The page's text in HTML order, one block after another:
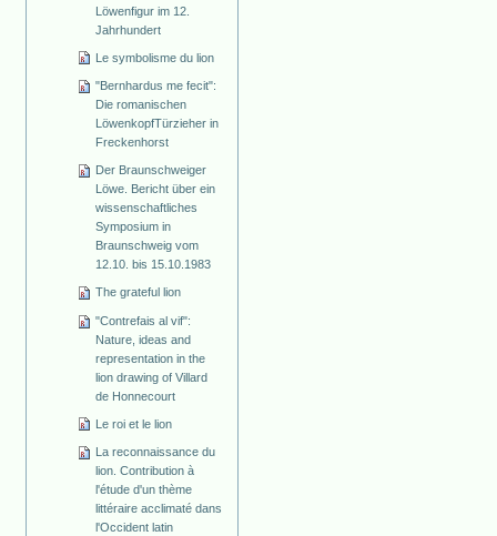
Löwenfigur im 12.
Jahrhundert
Le symbolisme du lion
"Bernhardus me fecit":
Die romanischen
Löwenkopf­Türzieher in
Freckenhorst
Der Braunschweiger
Löwe. Bericht über ein
wissenschaftliches
Symposium in
Braunschweig vom
12.10. bis 15.10.1983
The grateful lion
"Contrefais al vif":
Nature, ideas and
representation in the
lion drawing of Villard
de Honnecourt
Le roi et le lion
La reconnaissance du
lion. Contribution à
l'étude d'un thème
littéraire acclimaté dans
l'Occident latin